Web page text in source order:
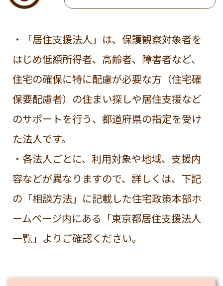
・「居住支援法人」は、保護観察対象者を
はじめ低額所得者、高齢者、障害者など、
住宅の確保に特に配慮が必要な方（住宅確
保要配慮者）の住まい探しや居住支援など
のサポートを行う、都道府県の指定を受け
た法人です。
・各法人ごとに、利用対象や地域、支援内
容などが異なりますので、詳しくは、下記
の「相談方法」に記載した住宅政策本部ホ
ームページ内にある「東京都居住支援法人
一覧」よりご確認ください。